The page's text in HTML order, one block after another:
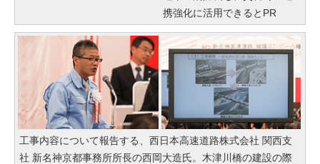
携強化に活用できるとPR
工事内容について報告する、西日本高速道路株式会社 関西支
社 新名神京都事務所所長の西岡大造氏。木津川橋の建設の際